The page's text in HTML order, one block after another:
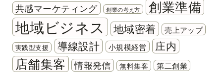
共感マーケティング 創業の考え方 創業準備
地域ビジネス 地域密着 売上アップ
実践型支援 導線設計 小規模経営 庄内
店舗集客 情報発信 無料集客 第二創業